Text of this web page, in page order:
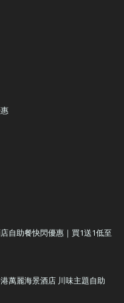
自助餐快閃優惠｜買1送1低至
萬麗海景酒店 川味主題自助